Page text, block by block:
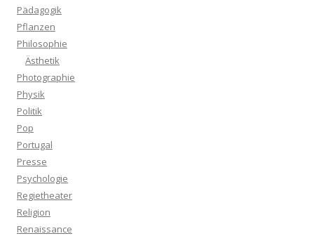
Pädagogik
Pflanzen
Philosophie
Ästhetik
Photographie
Physik
Politik
Pop
Portugal
Presse
Psychologie
Regietheater
Religion
Renaissance